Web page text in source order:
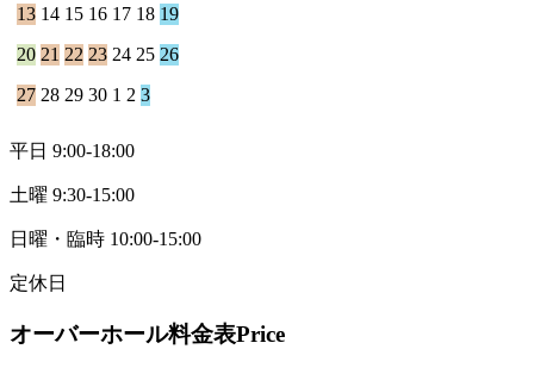
13 14 15 16 17 18 19
20 21 22 23 24 25 26
27 28 29 30 1 2 3
平日 9:00-18:00
土曜 9:30-15:00
日曜・臨時 10:00-15:00
定休日
オーバーホール料金表Price